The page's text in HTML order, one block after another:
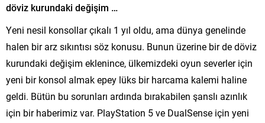
döviz kurundaki değişim …
Yeni nesil konsollar çıkalı 1 yıl oldu, ama dünya genelinde
halen bir arz sıkıntısı söz konusu. Bunun üzerine bir de döviz
kurundaki değişim eklenince, ülkemizdeki oyun severler için
yeni bir konsol almak epey lüks bir harcama kalemi haline
geldi. Bütün bu sorunları ardında bırakabilen şanslı azınlık
için bir haberimiz var. PlayStation 5 ve DualSense için yeni